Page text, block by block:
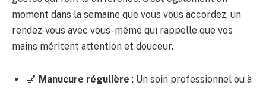
moment dans la semaine que vous vous accordez, un
rendez-vous avec vous-même qui rappelle que vos
mains méritent attention et douceur.
💅 Manucure régulière : Un soin professionnel ou à